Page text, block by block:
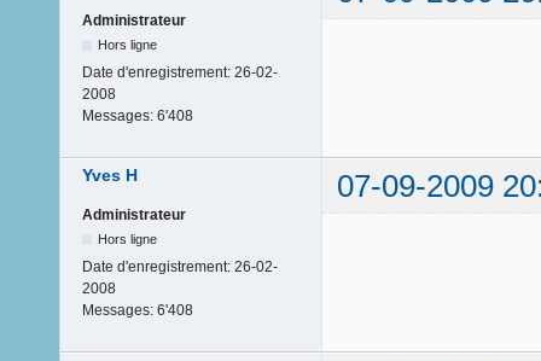
Administrateur
Hors ligne
Date d'enregistrement: 26-02-
2008
Messages: 6'408
Yves H 07-09-2009
Administrateur
Hors ligne
Date d'enregistrement: 26-02-
2008
Messages: 6'408